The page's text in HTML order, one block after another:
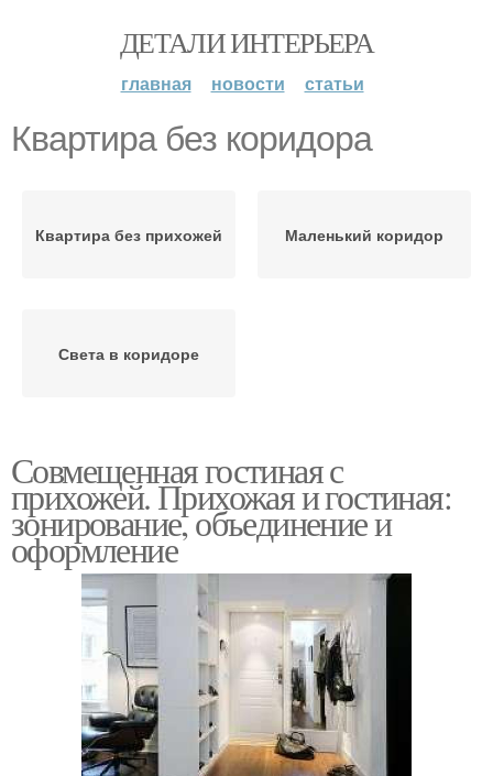
ДЕТАЛИ ИНТЕРЬЕРА
главная новости статьи
Квартира без коридора
Квартира без прихожей Маленький коридор
Света в коридоре
Совмещенная гостиная с
прихожей. Прихожая и гостиная:
зонирование, объединение и
оформление